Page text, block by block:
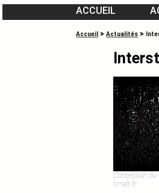
ACCUEIL
Accueil >Actualités >
Conception du
smalt.fr